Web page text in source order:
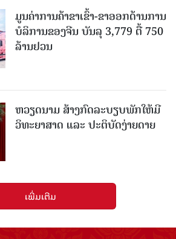
ມູນຄ່າການຄ້າຂາເຂົ້າ-ຂາອອກດ້ານການ
ບໍລິການຂອງຈີນ ບັນລຸ 3,779 ຕື້ 750
ລ້ານຢວນ
ຫວຽດນາມ ສ້າງກົດລະບຽບພັກໃຫ້ມີ
ວິທະຍາສາດ ແລະ ປະຕິບັດງ່າຍດາຍ
ເພີ່ມເຕີມ